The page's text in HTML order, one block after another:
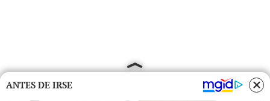
ANTES DE IRSE